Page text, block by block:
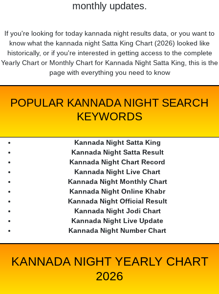
monthly updates.
If you're looking for today kannada night results data, or you want to
know what the kannada night Satta King Chart (2026) looked like
historically, or if you're interested in getting access to the complete
Yearly Chart or Monthly Chart for Kannada Night Satta King, this is the
page with everything you need to know
POPULAR KANNADA NIGHT SEARCH
KEYWORDS
Kannada Night Satta King
Kannada Night Satta Result
Kannada Night Chart Record
Kannada Night Live Chart
Kannada Night Monthly Chart
Kannada Night Online Khabr
Kannada Night Official Result
Kannada Night Jodi Chart
Kannada Night Live Update
Kannada Night Number Chart
KANNADA NIGHT YEARLY CHART
2026